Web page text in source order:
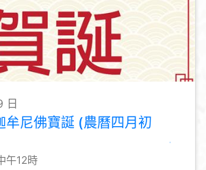
日
牟尼佛寶誕 (農曆四月初
午12時